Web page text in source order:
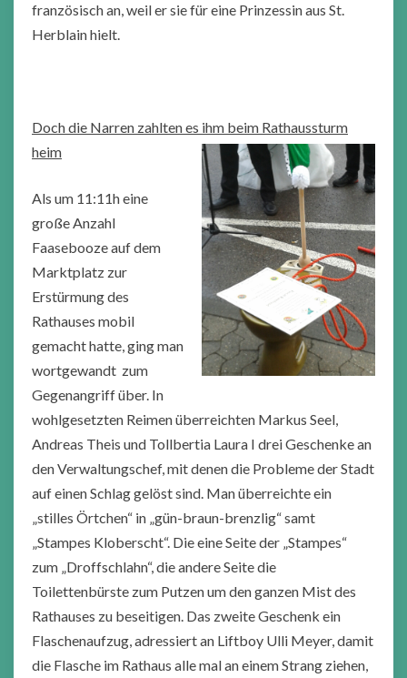
französisch an, weil er sie für eine Prinzessin aus St.
Herblain hielt.
Doch die Narren zahlten es ihm beim Rathaussturm
heim
Als um 11:11h eine
große Anzahl
Faasebooze auf dem
Marktplatz zur
Erstürmung des
Rathauses mobil
gemacht hatte, ging man
wortgewandt zum
Gegenangriff über. In
wohlgesetzten Reimen überreichten Markus Seel,
Andreas Theis und Tollbertia Laura I drei Geschenke an
den Verwaltungschef, mit denen die Probleme der Stadt
auf einen Schlag gelöst sind. Man überreichte ein
„stilles Örtchen“ in „gün-braun-brenzlig“ samt
„Stampes Kloberscht“. Die eine Seite der „Stampes“
zum „Droffschlahn“, die andere Seite die
Toilettenbürste zum Putzen um den ganzen Mist des
Rathauses zu beseitigen. Das zweite Geschenk ein
Flaschenaufzug, adressiert an Liftboy Ulli Meyer, damit
die Flasche im Rathaus alle mal an einem Strang ziehen,